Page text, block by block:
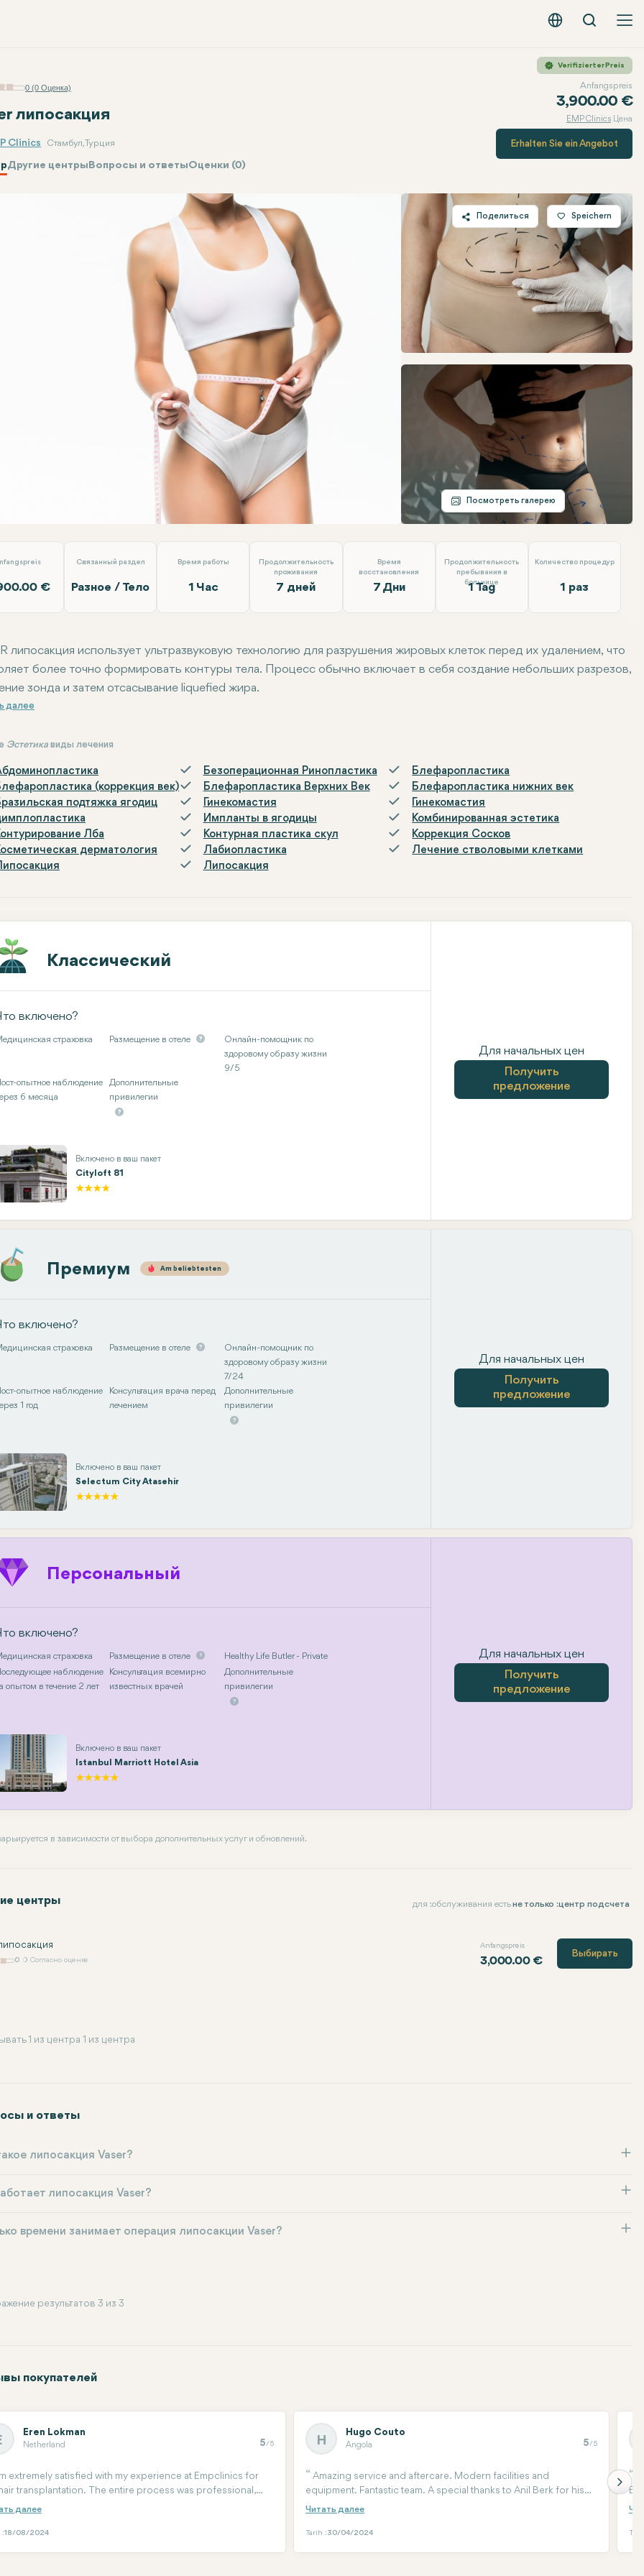
Русский - EUR
Вызов
0 (0 Оценка)
липосакция
Clinics Стамбул, Турция
Другие центрыВопросы и ответыОценки (0)
Verifizierter Preis
Anfangspreis
3,900.00 €
EMP Clinics Цена
Erhalten Sie ein Angebot
Поделиться
Facebook
Электронная почта
Speichern
Посмотреть галерею
€
Связанный раздел
Разное / Тело
Время работы
1 Час
Продолжительность
проживания
7 дней
Время
восстановления
7 Дни
Продолжительность
пребывания в
больнице
1 Tag
Количество процедур
1 раз
липосакция использует ультразвуковую технологию для разрушения жировых клеток перед их удалением, что
более точно формировать контуры тела. Процесс обычно включает в себя создание небольших разрезов,
зонда и затем отсасывание liquefied жира.
преимущества VASER липосакции включают минимальное время восстановления, уменьшение синяков и
Эстетика виды лечения
Безоперационная Ринопластика
Блефаропластика
(коррекция век)
Блефаропластика Верхних Век
Блефаропластика нижних век
подтяжка ягодиц
Гинекомастия
Гинекомастия
Импланты в ягодицы
Комбинированная эстетика
Лба
Контурная пластика скул
Коррекция Сосков
дерматология
Лабиопластика
Лечение стволовыми клетками
Липосакция
Классический
включено?
страховка Размещение в отеле
Онлайн-помощник по
здоровому образу жизни
9/5
Пост-опытное наблюдение
6 месяца
Дополнительные
привилегии
Включено в ваш пакет
Cityloft 81
Для начальных цен
Получить
предложение
Премиум Am beliebtesten
включено?
страховка Размещение в отеле
Онлайн-помощник по
здоровому образу жизни
7/24
Пост-опытное наблюдение
1 год
Консультация врача перед
лечением
Дополнительные
привилегии
Включено в ваш пакет
Selectum City Atasehir
Для начальных цен
Получить
предложение
Персональный
включено?
страховка Размещение в отеле
Healthy Life Butler - Private
Последующее наблюдение
опытом в течение 2 лет
Консультация всемирно
известных врачей
Дополнительные
привилегии
Включено в ваш пакет
Istanbul Marriott Hotel Asia
Для начальных цен
Получить
предложение
в зависимости от выбора дополнительных услуг и обновлений.
центры для :обслуживания естьне только :центр подсчета
0 0 Согласно оценке
Anfangspreis
3,000.00 €
Выбирать
1 из центра 1 из центра
и ответы
липосакция Vaser?
липосакция Vaser?
времени занимает операция липосакции Vaser?
результатов 3 из 3
покупателей
Eren Lokman
Netherland 5/5
extremely satisfied with my experience at Empclinics for
transplantation. The entire process was professional,
the team made sure I felt comfortable and well-informed
and I highly recommend Empclinics to anyone
:18/08/2024
H
Hugo Couto
Angola 5/5
Amazing service and aftercare. Modern facilities and
equipment. Fantastic team. A special thanks to Anil Berk for his
time and patience. You cannot be in better hands if you decide
Tarih :30/04/2024